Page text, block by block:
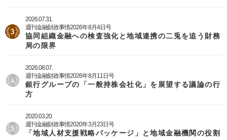
2026.07.31.
週刊金融財政事情2026年8月4日号
協同組織金融への検査強化と地域連携の二兎を追う財務
局の限界
2026.08.07.
週刊金融財政事情2026年8月11日号
銀行グループの「一般持株会社化」を展望する議論の行
方
2020.03.20.
週刊金融財政事情2020年3月23日号
「地域人材支援戦略パッケージ」と地域金融機関の役割